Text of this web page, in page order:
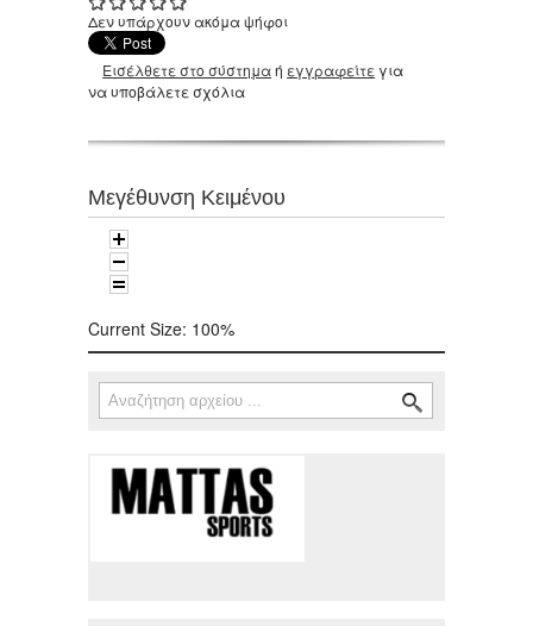
Δεν υπάρχουν ακόμα ψήφοι
Εισέλθετε στο σύστημαή εγγραφείτε για
να υποβάλετε σχόλια
Μεγέθυνση Κειμένου
Current Size: 100%
Φόρμα αναζήτησης
Αναζήτηση